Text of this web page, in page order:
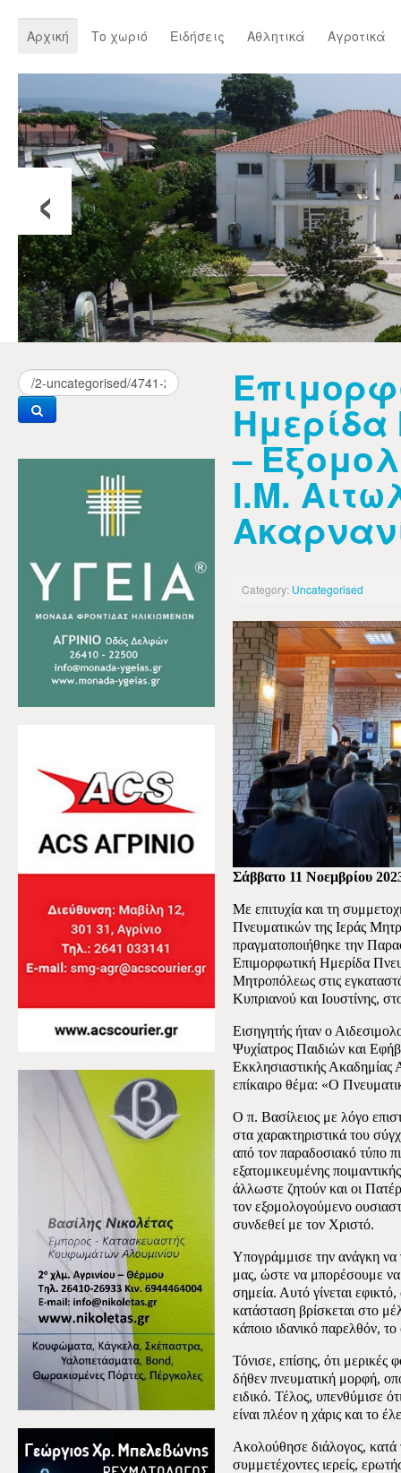
Αρχική Το χωριό Ειδήσεις Αθλητικά Αγροτικά
‹
Ημερίδα
–
Ι.Μ.
Category: Uncategorised
Σάββατο 11 Νοεμβρίου
Με επιτυχία και τη
Πνευματικών της Ιεράς
πραγματοποιήθηκε την
Επιμορφωτική Ημερίδα
Μητροπόλεως στις
Κυπριανού και Ιουστίνης,
Εισηγητής ήταν ο
Ψυχίατρος Παιδιών και
Εκκλησιαστικής Ακαδημίας
επίκαιρο θέμα: «Ο
Ο π. Βασίλειος με λόγο
στα χαρακτηριστικά του
από τον παραδοσιακό τύπο
εξατομικευμένης
άλλωστε ζητούν και οι
τον εξομολογούμενο
συνδεθεί με τον Χριστό.
Υπογράμμισε την ανάγκη
μας, ώστε να μπορέσουμε να
σημεία. Αυτό γίνεται
κατάσταση βρίσκεται στο
κάποιο ιδανικό παρελθόν,
Τόνισε, επίσης, ότι μερικές
δήθεν πνευματική μορφή,
ειδικό. Τέλος, υπενθύμισε
είναι πλέον η χάρις και το
Ακολούθησε διάλογος, κατά
συμμετέχοντες ιερείς,